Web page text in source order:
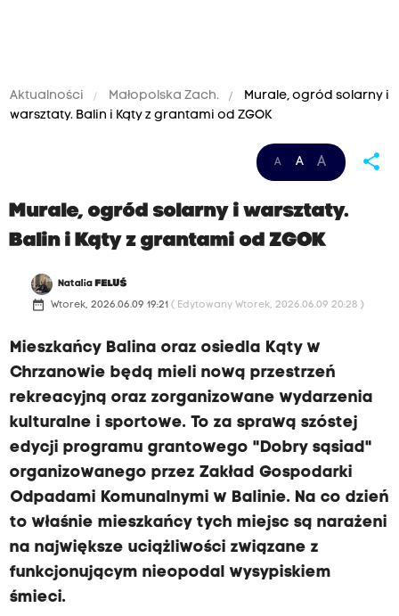
Aktualności Małopolska Zach.
Murale, ogród solarny i
warsztaty. Balin i Kąty z grantami od ZGOK
A A A share
Murale, ogród solarny i warsztaty.
Balin i Kąty z grantami od ZGOK
Natalia FELUŚ
date_range Wtorek, 2026.06.09 19:21 ( Edytowany Wtorek, 2026.06.09 20:28 )
Mieszkańcy Balina oraz osiedla Kąty w
Chrzanowie będą mieli nową przestrzeń
rekreacyjną oraz zorganizowane wydarzenia
kulturalne i sportowe. To za sprawą szóstej
edycji programu grantowego "Dobry sąsiad"
organizowanego przez Zakład Gospodarki
Odpadami Komunalnymi w Balinie. Na co dzień
to właśnie mieszkańcy tych miejsc są narażeni
na największe uciążliwości związane z
funkcjonującym nieopodal wysypiskiem
śmieci.